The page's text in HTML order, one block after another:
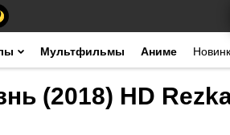
Мультфильмы Аниме
(2018) HD